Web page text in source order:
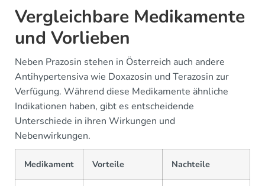
Vergleichbare Medikamente
und Vorlieben
Neben Prazosin stehen in Österreich auch andere
Antihypertensiva wie Doxazosin und Terazosin zur
Verfügung. Während diese Medikamente ähnliche
Indikationen haben, gibt es entscheidende
Unterschiede in ihren Wirkungen und
Nebenwirkungen.
Medikament Vorteile Nachteile